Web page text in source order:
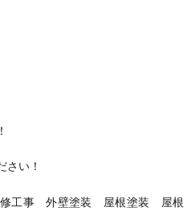
さい！
工事 外壁塗装 屋根塗装 屋根